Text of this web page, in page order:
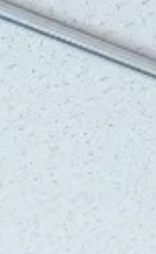
案内
人保健施設 グリーン・ボイ
要
概要
ハビリテーション概要